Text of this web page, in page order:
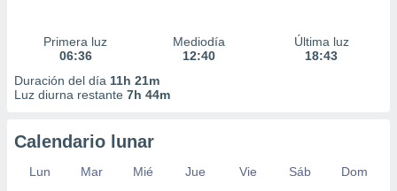
Primera luz
06:36
Mediodía
12:40
Última luz
18:43
Duración del día 11h 21m
Luz diurna restante 7h 44m
Calendario lunar
Lun Mar Mié Jue Vie Sáb
Dom